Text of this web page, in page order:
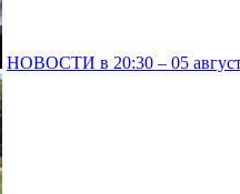
НОВОСТИ в 20:30 – 05